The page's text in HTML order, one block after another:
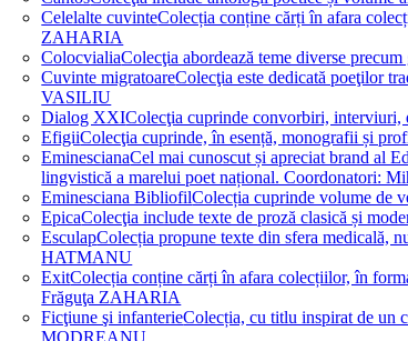
Celelalte cuvinteColecția conține cărți în afara
ZAHARIA
ColocvialiaColecţia abordează teme diverse
Cuvinte migratoareColecţia este dedicată poeţilor
VASILIU
Dialog XXIColecţia cuprinde convorbiri,
EfigiiColecţia cuprinde, în esență, monografii și
EminescianaCel mai cunoscut și apreciat brand al
lingvistică a marelui poet național. Coordonatori:
Eminesciana BibliofilColecția cuprinde volume de
EpicaColecţia include texte de proză clasică și
EsculapColecția propune texte din sfera medicală,
HATMANU
ExitColecția conține cărți în afara colecțiilor, în
Frăguţa ZAHARIA
Ficţiune şi infanterieColecția, cu titlu inspirat de un
MODREANU